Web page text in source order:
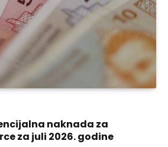
naknada za
za juli 2026. godine